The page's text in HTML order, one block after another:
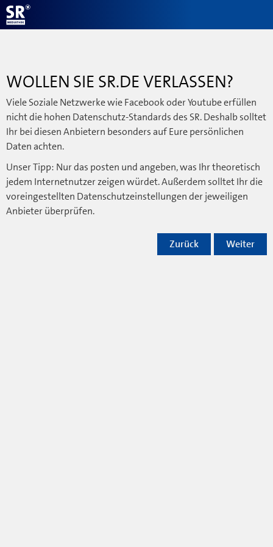
WOLLEN SIE SR.DE VERLASSEN?
Viele Soziale Netzwerke wie Facebook oder Youtube erfüllen
nicht die hohen Datenschutz-Standards des SR. Deshalb solltet
Ihr bei diesen Anbietern besonders auf Eure persönlichen
Daten achten.
Unser Tipp: Nur das posten und angeben, was Ihr theoretisch
jedem Internetnutzer zeigen würdet. Außerdem solltet Ihr die
voreingestellten Datenschutzeinstellungen der jeweiligen
Anbieter überprüfen.
Weiter
Zurück